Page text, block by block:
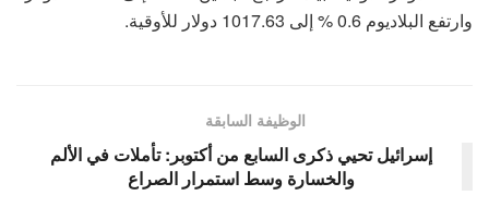
وارتفع البلاديوم 0.6 % إلى 1017.63 دولار للأوقية.
الوظيفة السابقة
إسرائيل تحيي ذكرى السابع من أكتوبر: تأملات في الألم
والخسارة وسط استمرار الصراع